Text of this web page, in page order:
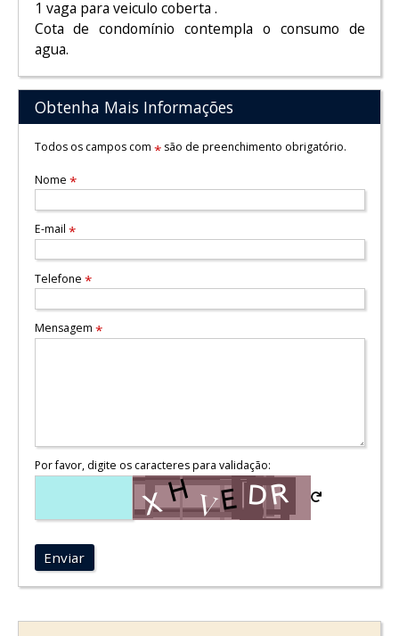
1 vaga para veiculo coberta .
Cota de condomínio contempla o consumo de
agua.
Obtenha Mais Informações
Todos os campos com *são de preenchimento obrigatório.
Nome *
E-mail *
Telefone *
Mensagem *
Por favor, digite os caracteres para validação:
Enviar